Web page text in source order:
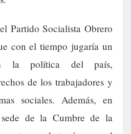
Partido Socialista Obrero
con el tiempo jugaría un
la política del país,
de los trabajadores y
sociales. Además, en
de la Cumbre de la